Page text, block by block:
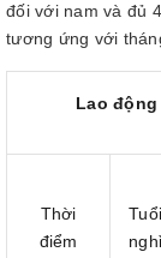
đối với nam và đủ
tương ứng với
Lao động
Thời
điểm
Tuổi
nghỉ